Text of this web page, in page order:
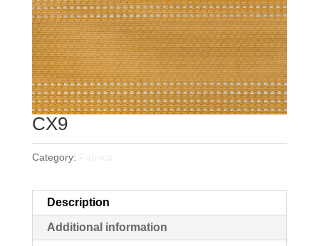
CX9
Category:
Description
Additional information